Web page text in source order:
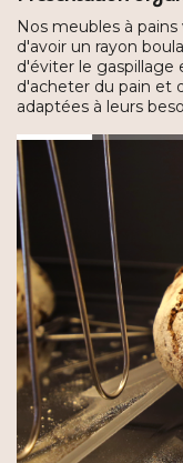
Nos meubles à
d'avoir un rayon
d'éviter le gaspillage
d'acheter du pain et
adaptées à leurs